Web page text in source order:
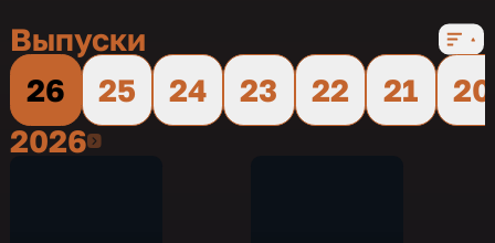
Выпуски
26
25 24 23 22 21
20
20262026